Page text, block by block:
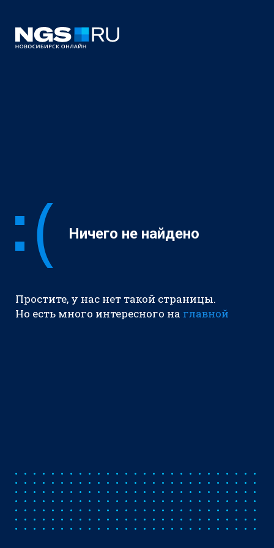
Ничего не найдено
Простите, у нас нет такой страницы.
Но есть много интересного на главной